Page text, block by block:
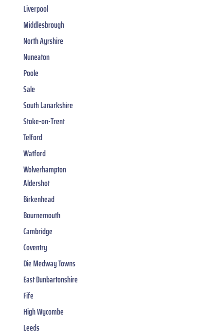
Liverpool
Middlesbrough
North Ayrshire
Nuneaton
Poole
Sale
South Lanarkshire
Stoke-on-Trent
Telford
Watford
Wolverhampton
Aldershot
Birkenhead
Bournemouth
Cambridge
Coventry
Die Medway Towns
East Dunbartonshire
Fife
High Wycombe
Leeds